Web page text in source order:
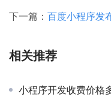
下一篇： 百度小程序发
相关推荐
小程序开发收费价格